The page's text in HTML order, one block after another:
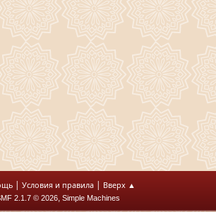
| Условия и правила | Вверх ▲
2.1.7 © 2026, Simple Machines